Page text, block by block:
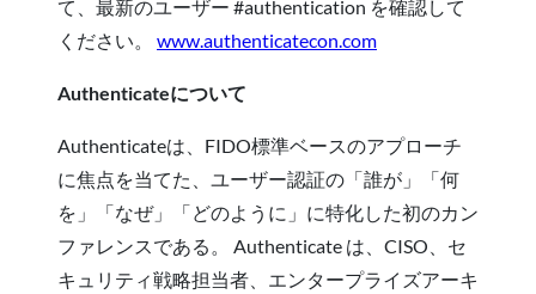
て、最新のユーザー #authentication を確認して
ください。 www.authenticatecon.com
Authenticateについて
Authenticateは、FIDO標準ベースのアプローチ
に焦点を当てた、ユーザー認証の「誰が」「何
を」「なぜ」「どのように」に特化した初のカン
ファレンスである。 Authenticate は、CISO、セ
キュリティ戦略担当者、エンタープライズアーキ